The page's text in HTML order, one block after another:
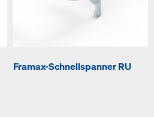
Framax-Schnellspanner RU